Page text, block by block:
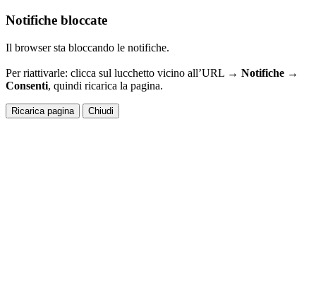
Notifiche bloccate
Il browser sta bloccando le notifiche.
Per riattivarle: clicca sul lucchetto vicino all’URL → Notifiche →
Consenti, quindi ricarica la pagina.
Ricarica pagina Chiudi